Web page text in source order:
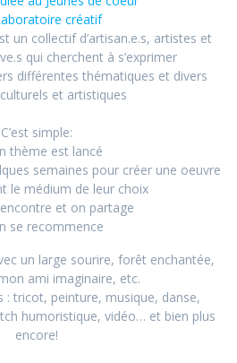
créatif
un collectif d’artisan.e.s, artistes et
qui cherchent à s’exprimer
différentes thématiques et divers
et artistiques
C’est simple:
thème est lancé
semaines pour créer une oeuvre
le médium de leur choix
et on partage
se recommence
un large sourire, forêt enchantée,
ami imaginaire, etc.
: tricot, peinture, musique, danse,
humoristique, vidéo… et bien plus
encore!